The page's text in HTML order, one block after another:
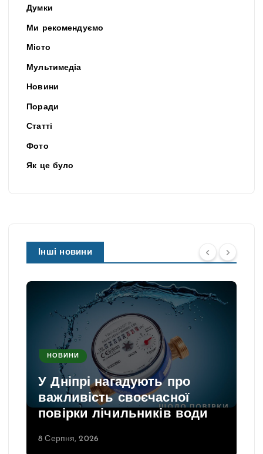
Думки
Ми рекомендуємо
Місто
Мультимедіа
Новини
Поради
Статті
Фото
Як це було
Інші новини
НОВИНИ
У Дніпрі нагадують про
важливість своєчасної
повірки лічильників води
8 Серпня, 2026